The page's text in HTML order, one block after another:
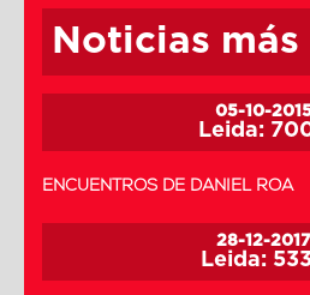
Noticias
05-10-
Leida:
ENCUENTROS DE DANIEL ROA
28-12-2017
Leida: